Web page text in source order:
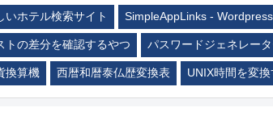
いホテル検索サイト SimpleAppLinks -
トの差分を確認するやつ パスワードジェネレー
換算機 西暦和暦泰仏歴変換表 UNIX時間を変